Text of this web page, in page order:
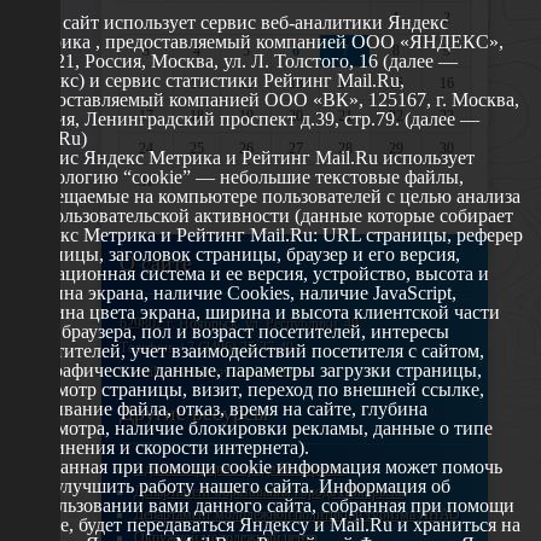
1
2
3
4 5 6 7 8
9
10
11 12 13 14 15
16
17
18 19 20 21 22
23
24
25 26 27 28 29
30
31
О сайте
629802 г. Ноябрьск, ул. Республики, 49
Телефон: +7 (3496) 35-37-49
E-mail: udsm@noyabrsk.yanao.ru
Другие ресурсы
Администрация города Ноябрьска
Департамент образования города Ноябрьска
Департамент молодежной политики и туризма ЯНАО
Окружной молодежный центр
Этот сайт использует сервис веб-аналитики Яндекс
Метрика , предоставляемый компанией ООО «ЯНДЕКС»,
119021, Россия, Москва, ул. Л. Толстого, 16 (далее —
Яндекс) и сервис статистики Рейтинг Mail.Ru,
предоставляемый компанией ООО «ВК», 125167, г. Москва,
Россия, Ленинградский проспект д.39, стр.79. (далее —
Mail.Ru)
Сервис Яндекс Метрика и Рейтинг Mail.Ru использует
технологию “cookie” — небольшие текстовые файлы,
размещаемые на компьютере пользователей с целью анализа
их пользовательской активности (данные которые собирает
Яндекс Метрика и Рейтинг Mail.Ru: URL страницы, реферер
страницы, заголовок страницы, браузер и его версия,
операционная система и ее версия, устройство, высота и
ширина экрана, наличие Cookies, наличие JavaScript,
глубина цвета экрана, ширина и высота клиентской части
окна браузера, пол и возраст посетителей, интересы
посетителей, учет взаимодействий посетителя с сайтом,
географические данные, параметры загрузки страницы,
просмотр страницы, визит, переход по внешней ссылке,
cкачивание файла, отказ, время на сайте, глубина
просмотра, наличие блокировки рекламы, данные о типе
соединения и скорости интернета).
Собранная при помощи cookie информация может помочь
нам улучшить работу нашего сайта. Информация об
использовании вами данного сайта, собранная при помощи
cookie, будет передаваться Яндексу и Mail.Ru и храниться на